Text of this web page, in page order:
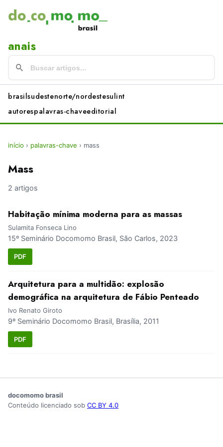
anais
brasilsudestenorte/nordestesulint
autorespalavras-chaveeditorial
início › palavras-chave › mass
Mass
2 artigos
Habitação mínima moderna para as massas
Sulamita Fonseca Lino
15º Seminário Docomomo Brasil, São Carlos, 2023
PDF
Arquitetura para a multidão: explosão
demográfica na arquitetura de Fábio Penteado
Ivo Renato Giroto
9º Seminário Docomomo Brasil, Brasília, 2011
PDF
docomomo brasil
Conteúdo licenciado sob CC BY 4.0